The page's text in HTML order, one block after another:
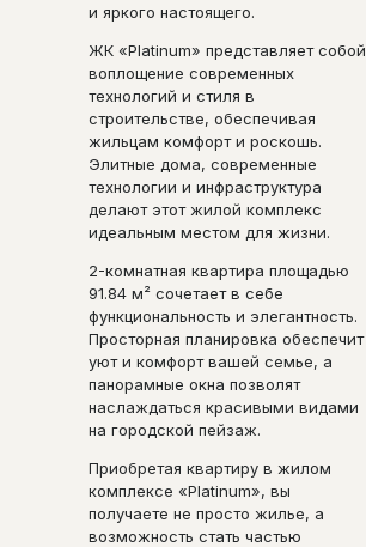
и яркого настоящего.
ЖК «Platinum» представляет собой
воплощение современных
технологий и стиля в
строительстве, обеспечивая
жильцам комфорт и роскошь.
Элитные дома, современные
технологии и инфраструктура
делают этот жилой комплекс
идеальным местом для жизни.
2-комнатная квартира площадью
91.84 м² сочетает в себе
функциональность и элегантность.
Просторная планировка обеспечит
уют и комфорт вашей семье, а
панорамные окна позволят
наслаждаться красивыми видами
на городской пейзаж.
Приобретая квартиру в жилом
комплексе «Platinum», вы
получаете не просто жилье, а
возможность стать частью